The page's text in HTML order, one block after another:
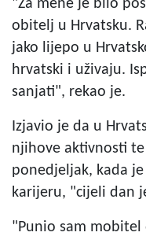
"Za mene je bilo
obitelj u Hrvatsku.
jako lijepo u
hrvatski i uživaju.
sanjati", rekao je.
Izjavio je da u
njihove aktivnosti
ponedjeljak, kada
karijeru, "cijeli dan
"Punio sam mobitel